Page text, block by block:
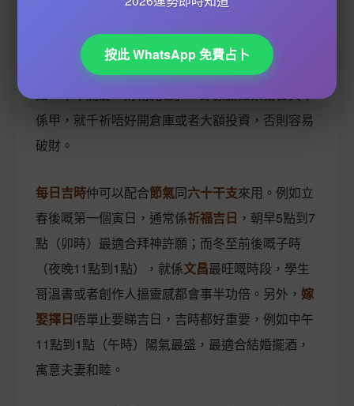
算，朝早東南方係旺位，下晝就轉去西北方。如果
唔想撞正凶神
提過嘅禁忌，例
如「甲不開倉，財物耗亡」，即係話如果當日天干
係甲，就千祈唔好開倉庫或者大額投資，否則容易
破財。
每日吉時仲可以配合節氣同六十干支來用。例如立
春後嘅第一個寅日，通常係祈福吉日 ，朝早5點到7
點（卯時）最適合拜神許願；而冬至前後嘅子時
（夜晚11點到1點），就係文昌最旺嘅時段，學生
哥溫書或者創作人搵靈感都會事半功倍。另外， 嫁
娶擇日唔單止要睇吉日，吉時都好重要，例如中午
11點到1點（午時）陽氣最盛，最適合結婚擺酒，
寓意夫妻和睦。
按此 WhatsApp 免費占卜